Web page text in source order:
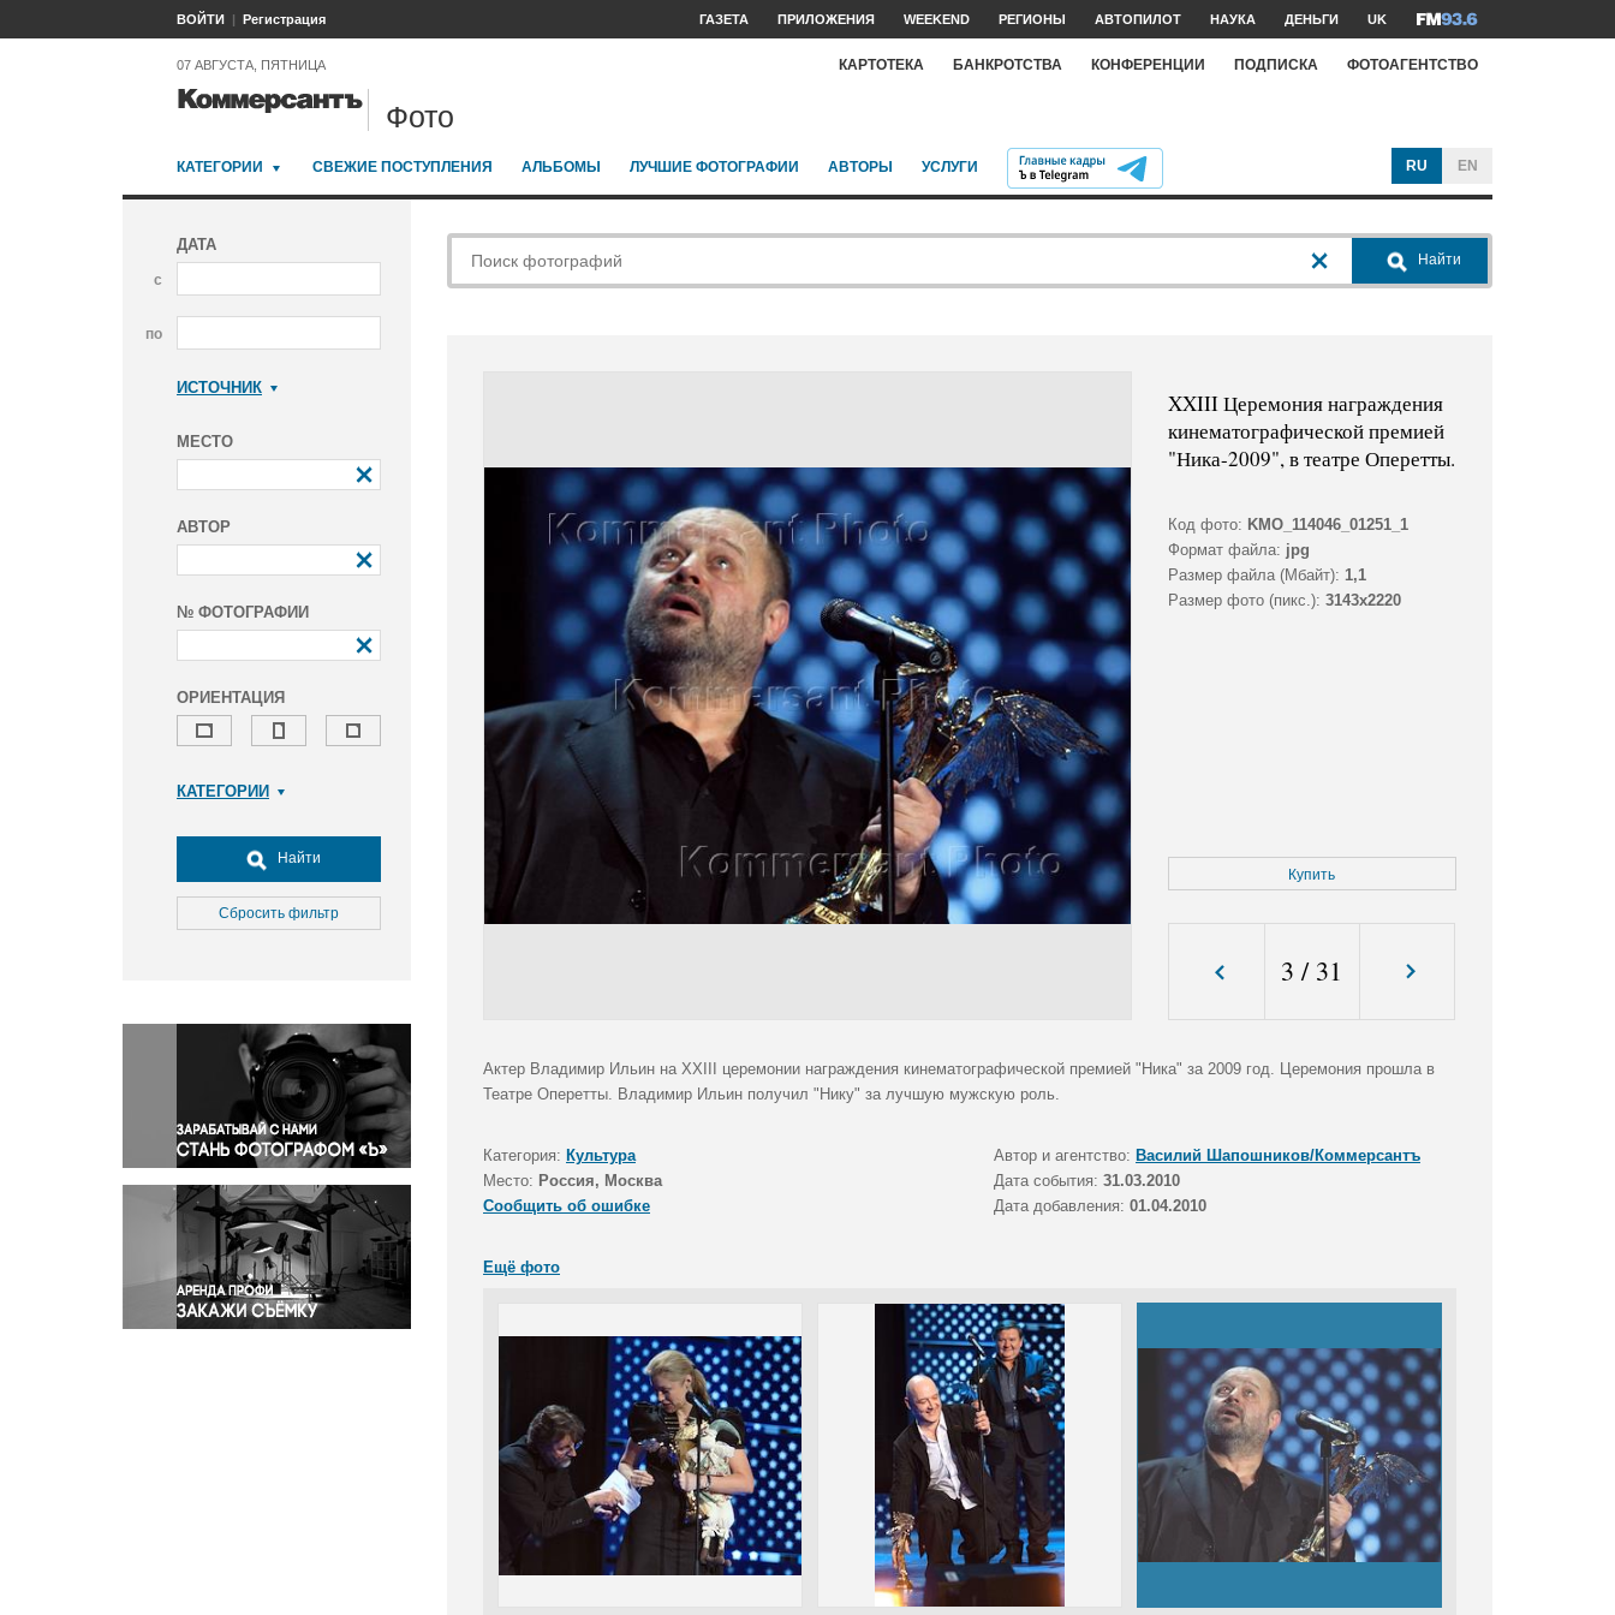
ВОЙТИ Регистрация ГАЗЕТА ПРИЛОЖЕНИЯ WEEKEND РЕГИОНЫ АВТОПИЛОТ НАУКА ДЕНЬГИ UK
07 АВГУСТА, ПЯТНИЦА КАРТОТЕКА БАНКРОТСТВА КОНФЕРЕНЦИИ ПОДПИСКА ФОТОАГЕНТСТВО
Фото
КАТЕГОРИИ СВЕЖИЕ ПОСТУПЛЕНИЯ АЛЬБОМЫ ЛУЧШИЕ ФОТОГРАФИИ АВТОРЫ УСЛУГИ RU EN
ДАТА
с
по
ИСТОЧНИК
МЕСТО
АВТОР
№ ФОТОГРАФИИ
ОРИЕНТАЦИЯ
КАТЕГОРИИ
Досуг, туризм и отдых
Культура
Медицина
Окружающая среда
Политика
Правосудие
Происшествия и конфликты
Религия
Светская жизнь
Спорт
Экология
Экономика и бизнес
Найти
Сбросить фильтр
Найти
XXIII Церемония награждения
кинематографической премией
"Ника-2009", в театре Оперетты.
Код фото: KMO_114046_01251_1
Формат файла: jpg
Размер файла (Мбайт): 1,1
Размер фото (пикс.): 3143x2220
Купить
3 / 31
Актер Владимир Ильин на XXIII церемонии награждения кинематографической премией "Ника" за 2009 год. Церемония прошла в
Театре Оперетты. Владимир Ильин получил "Нику" за лучшую мужскую роль.
Категория: Культура Автор и агентство: Василий Шапошников/Коммерсантъ
Место: Россия, Москва Дата события: 31.03.2010
Сообщить об ошибке
Дата добавления: 01.04.2010
Ещё фото